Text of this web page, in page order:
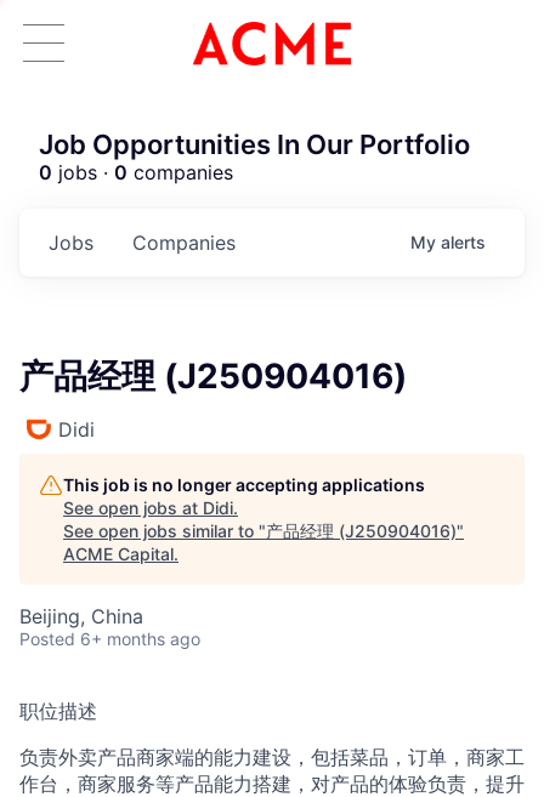
ACME Homepage
Job Opportunities In Our Portfolio
0 jobs · 0 companies
Jobs Companies My alerts
产品经理 (J250904016)
Didi
This job is no longer accepting applications
See open jobs at Didi.
See open jobs similar to "产品经理 (J250904016)"
ACME Capital.
Beijing, China
Posted 6+ months ago
职位描述
负责外卖产品商家端的能力建设，包括菜品，订单，商家工
作台，商家服务等产品能力搭建，对产品的体验负责，提升